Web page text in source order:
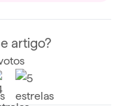
artigo?